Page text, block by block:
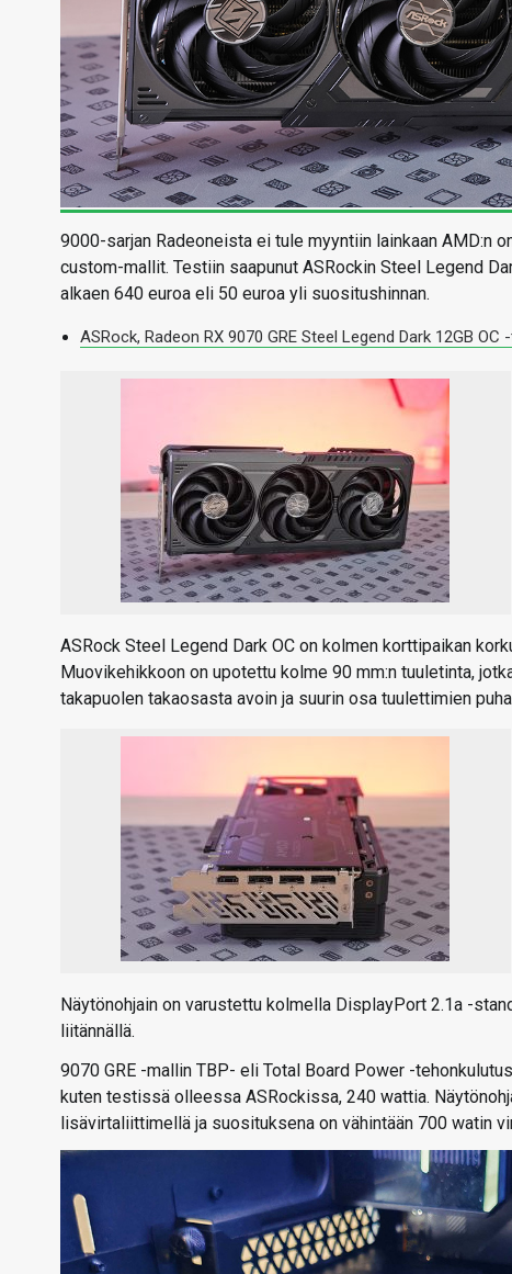
9000-sarjan Radeoneista ei tule myyntiin lainkaan AMD:n
custom-mallit. Testiin saapunut ASRockin Steel Legend
alkaen 640 euroa eli 50 euroa yli suositushinnan.
ASRock, Radeon RX 9070 GRE Steel Legend Dark 12GB OC
ASRock Steel Legend Dark OC on kolmen korttipaikan
Muovikehikkoon on upotettu kolme 90 mm:n tuuletinta,
takapuolen takaosasta avoin ja suurin osa tuulettimien
Näytönohjain on varustettu kolmella DisplayPort 2.1a -
liitännällä.
9070 GRE -mallin TBP- eli Total Board Power -
kuten testissä olleessa ASRockissa, 240 wattia.
lisävirtaliittimellä ja suosituksena on vähintään 700 watin